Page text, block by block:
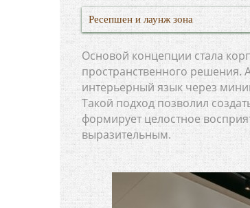
Ресепшен и лаунж зона
Основой концепции стала
пространственного решения.
интерьерный язык через
Такой подход позволил
формирует целостное
выразительным.